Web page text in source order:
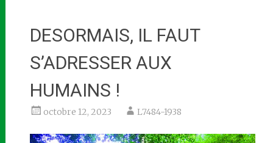
DESORMAIS, IL FAUT
S’ADRESSER AUX
HUMAINS !
octobre 12, 2023 L7484-1938